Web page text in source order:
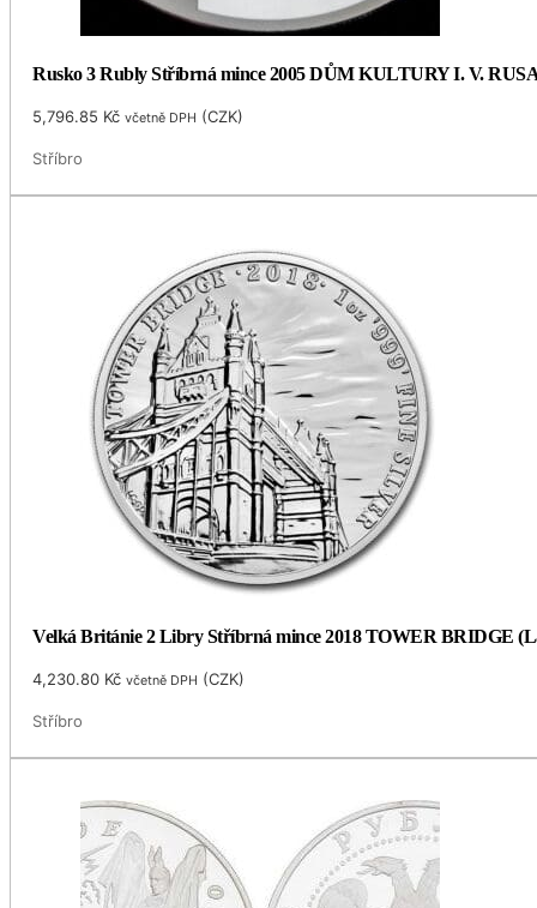
Rusko 3 Rubly Stříbrná mince 2005 DŮM KULTURY I. V.
5,796.85 Kč včetně DPH (CZK)
Stříbro
Velká Británie 2 Libry Stříbrná mince 2018 TOWER BRIDGE
4,230.80 Kč včetně DPH (CZK)
Stříbro